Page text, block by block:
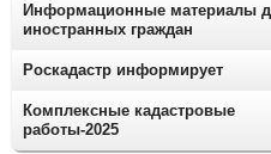
Информационные материалы
иностранных граждан
Роскадастр информирует
Комплексные кадастровые
работы-2025